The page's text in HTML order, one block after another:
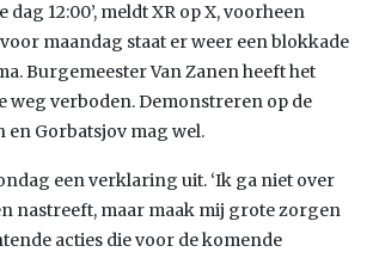
12:00’, meldt XR op X, voorheen
maandag staat er weer een blokkade
Burgemeester Van Zanen heeft het
weg verboden. Demonstreren op de
en Gorbatsjov mag wel.
een verklaring uit. ‘Ik ga niet over
nastreeft, maar maak mij grote zorgen
acties die voor de komende